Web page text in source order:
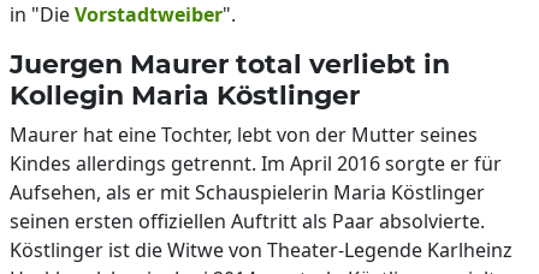
in "DieVorstadtweiber".
Juergen Maurer total verliebt in
Kollegin Maria Köstlinger
Maurer hat eine Tochter, lebt von der Mutter seines
Kindes allerdings getrennt. Im April 2016 sorgte er für
Aufsehen, als er mit Schauspielerin Maria Köstlinger
seinen ersten offiziellen Auftritt als Paar absolvierte.
Köstlinger ist die Witwe von Theater-Legende Karlheinz